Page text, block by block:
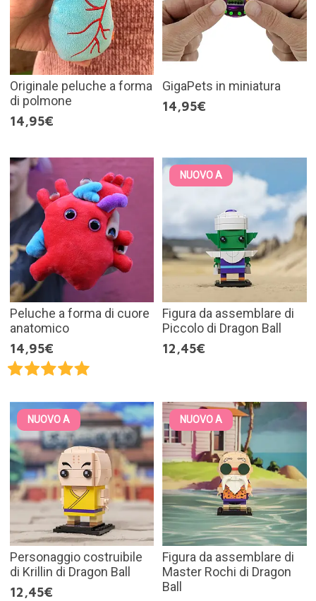
Originale peluche a forma
di polmone
14,95€
GigaPets in miniatura
14,95€
Peluche a forma di cuore
anatomico
14,95€
NUOVO A
Figura da assemblare di
Piccolo di Dragon Ball
12,45€
NUOVO A
Personaggio costruibile
di Krillin di Dragon Ball
12,45€
NUOVO A
Figura da assemblare di
Master Rochi di Dragon
Ball